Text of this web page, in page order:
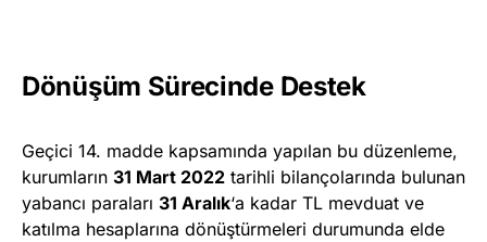
Dönüşüm Sürecinde Destek
Geçici 14. madde kapsamında yapılan bu düzenleme,
kurumların 31 Mart 2022 tarihli bilançolarında bulunan
yabancı paraları 31 Aralık‘a kadar TL mevduat ve
katılma hesaplarına dönüştürmeleri durumunda elde